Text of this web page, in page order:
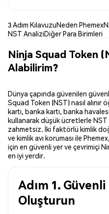
3 Adım KılavuzuNeden Phemex
NST AnaliziDiğer Para Birimleri
Ninja Squad Token
Alabilirim?
Dünya çapında güvenilen
Squad Token (NST) nasıl alınır
kartı, banka kartı, banka
kullanarak düşük ücretlerle NST
zahmetsiz. İki faktörlü kimlik
ve kimlik avı koruması ile
için en güvenli yer ve çevrimiçi
en iyi yerdir.
Adım 1.
Oluşturun